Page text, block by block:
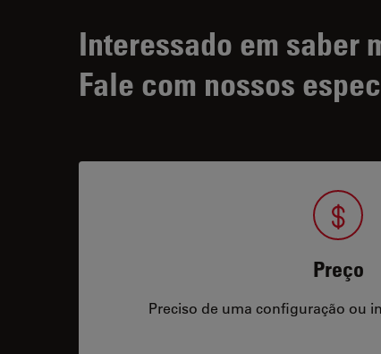
Interessado em saber
Fale com nossos
Preço
Preciso de uma configuração ou